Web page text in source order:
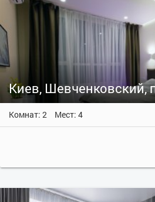
Киев, Шевченковский,
Комнат: 2 Мест: 4